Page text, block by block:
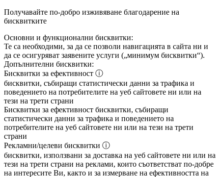
Получавайте по-добро изживяване благодарение на
бисквитките
Основни и функционални бисквитки:
Те са необходими, за да се позволи навигацията в сайта ни и
да се осигуряват заявените услуги („минимум бисквитки“).
Допълнителни бисквитки:
Бисквитки за ефективност ⓘ
бисквитки, събиращи статистически данни за трафика и
поведението на потребителите на уеб сайтовете ни или на
тези на трети страни
Бисквитки за ефективност бисквитки, събиращи
статистически данни за трафика и поведението на
потребителите на уеб сайтовете ни или на тези на трети
страни
Рекламни/целеви бисквитки ⓘ
бисквитки, използвани за доставка на уеб сайтовете ни или на
тези на трети страни на реклами, които съответстват по-добре
на интересите Ви, както и за измерване на ефективността на